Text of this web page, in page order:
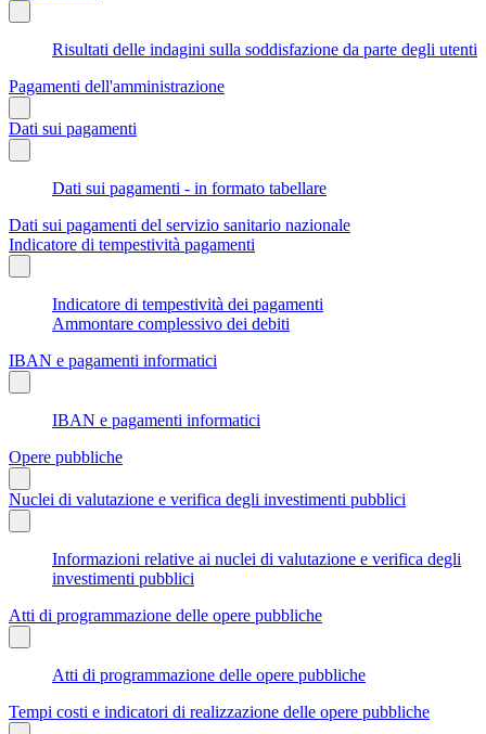
Risultati delle indagini sulla soddisfazione da parte degli utenti
Pagamenti dell'amministrazione
Dati sui pagamenti
Dati sui pagamenti - in formato tabellare
Dati sui pagamenti del servizio sanitario nazionale
Indicatore di tempestività pagamenti
Indicatore di tempestività dei pagamenti
Ammontare complessivo dei debiti
IBAN e pagamenti informatici
IBAN e pagamenti informatici
Opere pubbliche
Nuclei di valutazione e verifica degli investimenti pubblici
Informazioni relative ai nuclei di valutazione e verifica degli
investimenti pubblici
Atti di programmazione delle opere pubbliche
Atti di programmazione delle opere pubbliche
Tempi costi e indicatori di realizzazione delle opere pubbliche